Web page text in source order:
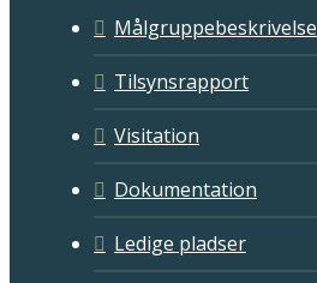
Målgruppebeskrivelse
Tilsynsrapport
Visitation
Dokumentation
Ledige pladser